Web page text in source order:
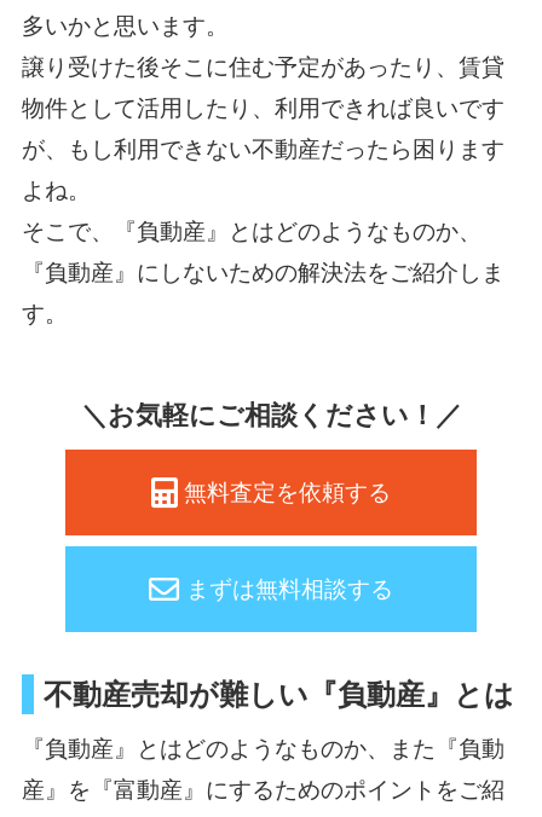
多いかと思います。
譲り受けた後そこに住む予定があったり、賃貸
物件として活用したり、利用できれば良いです
が、もし利用できない不動産だったら困ります
よね。
そこで、『負動産』とはどのようなものか、
『負動産』にしないための解決法をご紹介しま
す。
＼お気軽にご相談ください！／
無料査定を依頼する
まずは無料相談する
不動産売却が難しい『負動産』とは
『負動産』とはどのようなものか、また『負動
産』を『富動産』にするためのポイントをご紹